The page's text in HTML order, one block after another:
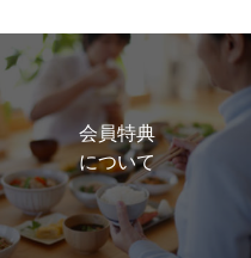
会員特典
について